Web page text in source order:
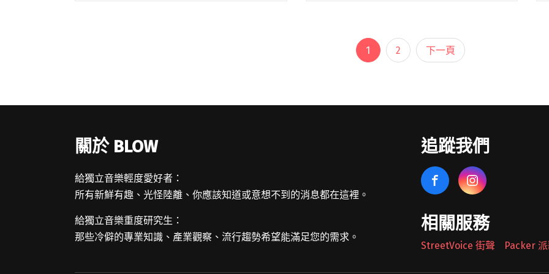
少女 x Andr、李竺芯 x 百合花、That’s My
Shhh與someshiit 山姆將登台共演"
1 2 下一頁
關於 BLOW
給獨立音樂輕度愛好者：
所有新鮮有趣、光怪陸離、你應該知道或意想不到的消息都在這裡。
給獨立音樂重度研究生：
那些冷僻的專業知識、產業觀察、流行趨勢希望能滿足您的需求。
追蹤我們
相關服務
StreetVoice 街聲 Packer